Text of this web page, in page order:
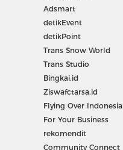
Adsmart
detikEvent
detikPoint
Trans Snow World
Trans Studio
Bingkai.id
Ziswafctarsa.id
Flying Over Indonesia
For Your Business
rekomendit
Community Connect